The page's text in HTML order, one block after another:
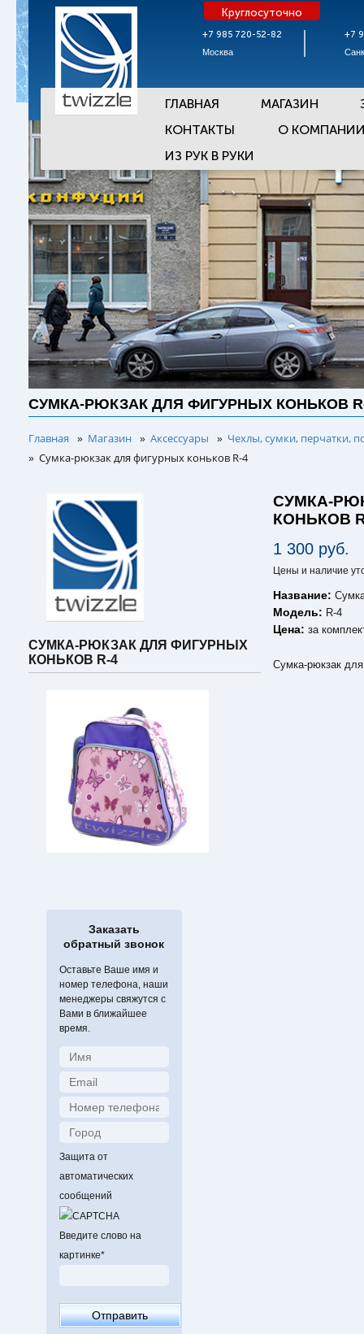
+7 985 720-52-82
Москва
Круглосуточно
+7
ГЛАВНАЯ МАГАЗИН
КОНТАКТЫ
О
ИЗ РУК В РУКИ
СУМКА-РЮКЗАК ДЛЯ ФИГУРНЫХ КОНЬКОВ
Главная » Магазин » Аксессуары » Чехлы, сумки, перчатки,
» Сумка-рюкзак для фигурных коньков R-4
СУМКА-РЮКЗАК ДЛЯ ФИГУРНЫХ
КОНЬКОВ R-4
Заказать
обратный звонок
Оставьте Ваше имя и
номер телефона, наши
менеджеры свяжутся с
Вами в ближайшее
время.
Защита от
автоматических
сообщений
Введите слово на
картинке*
СУМКА-
КОНЬКОВ
1 300 руб.
Цены и наличие
Название:
Модель: R-4
Цена:за
Сумка-рюкзак